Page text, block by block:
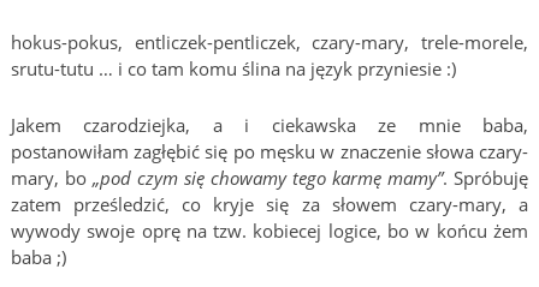
hokus-pokus, entliczek-pentliczek, czary-mary, trele-morele,
srutu-tutu … i co tam komu ślina na język przyniesie :)
Jakem czarodziejka, a i ciekawska ze mnie baba,
postanowiłam zagłębić się po męsku w znaczenie słowa czary-
mary, bo „pod czym się chowamy tego karmę mamy”. Spróbuję
zatem prześledzić, co kryje się za słowem czary-mary, a
wywody swoje oprę na tzw. kobiecej logice, bo w końcu żem
baba ;)